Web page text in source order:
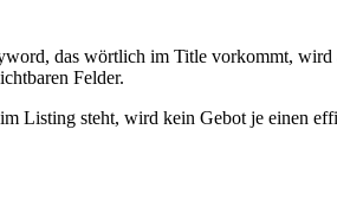
das wörtlich im Title vorkommt, wird
Felder.
Listing steht, wird kein Gebot je einen